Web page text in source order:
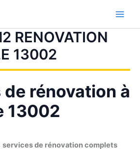
RENOVATION
13002
rénovation à
13002
services de rénovation complets